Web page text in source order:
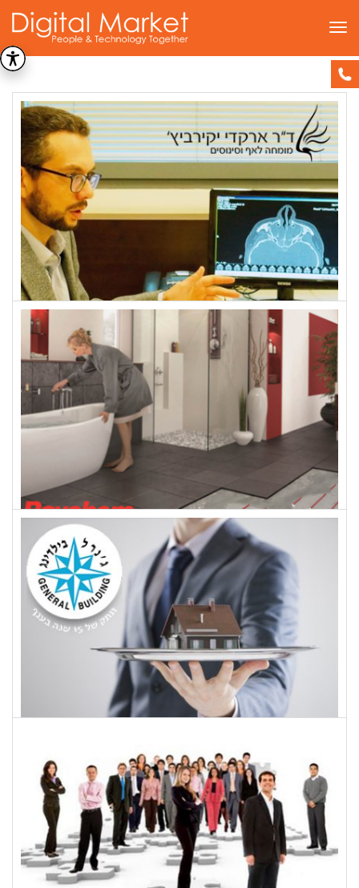
תפריט
דף הבית » עיצוב (עמוד 8) עיצוב
ד"ר ארקדי יקירביץ'
רייקם
ג'נרל בילדינג